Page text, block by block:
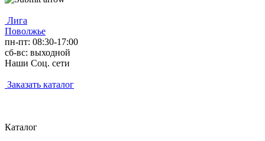
Лига
Поволжье
пн-пт: 08:30-17:00
сб-вс: выходной
Наши Соц. сети
Заказать каталог
Каталог